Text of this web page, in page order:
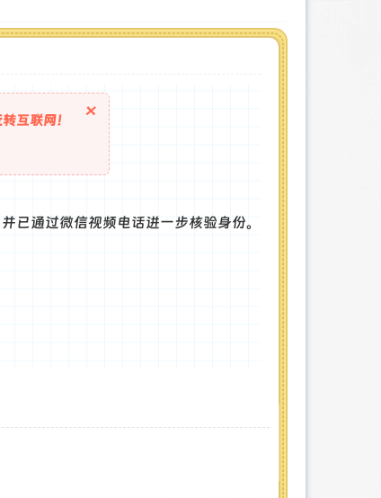
互联网！ ×
已通过微信视频电话进一步核验身份。